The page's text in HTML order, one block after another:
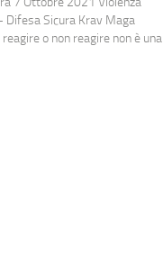
Difesa Sicura Krav Maga
o non reagire non è una